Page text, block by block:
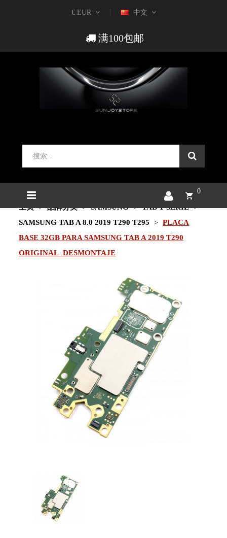
€ EUR 中文
满100包邮
0
主页 品牌分类 SAMSUNG
TAB T SERIE
SAMSUNG TAB A 8.0 2019 T290 T295
PLACA
BASE 32GB PARA SAMSUNG TAB A 2019 T290
ORIGINAL DESMONTAJE